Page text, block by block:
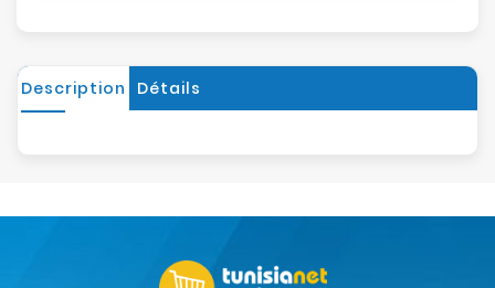
Description Détails